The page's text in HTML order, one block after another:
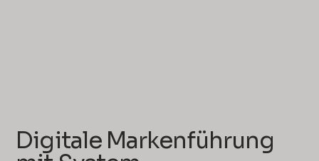
Digitale Markenführung